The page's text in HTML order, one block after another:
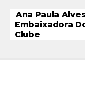
Ana Paula
Embaixadora
Clube